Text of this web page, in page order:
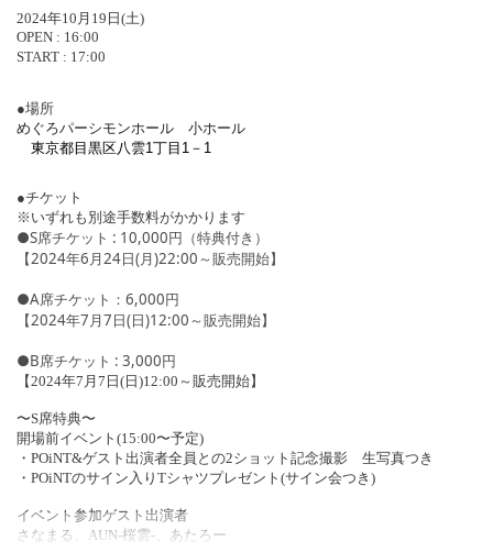
2024年10月19日(土)
OPEN : 16:00
START : 17:00
●場所
めぐろパーシモンホール 小ホール
東京都目黒区八雲1丁目1－1
●チケット
※いずれも別途手数料がかかります
●S席チケット : 10,000円（特典付き）
【2024年6月24日(月)22:00～販売開始】
●A席チケット：6,000円
【2024年7月7日(日)12:00～販売開始】
●B席チケット : 3,000円
【2024年7月7日(日)12:00～販売開始】
〜S席特典〜
開場前イベント(15:00〜予定)
・POiNT&ゲスト出演者全員との2ショット記念撮影 生写真つき
・POiNTのサイン入りTシャツプレゼント(サイン会つき)
イベント参加ゲスト出演者
さなまる、AUN-桜雲-、あたろー